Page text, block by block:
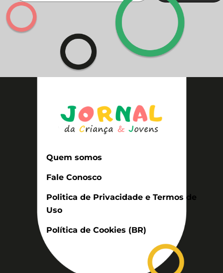
Quem somos
Fale Conosco
Politica de Privacidade e Termos de
Uso
Política de Cookies (BR)